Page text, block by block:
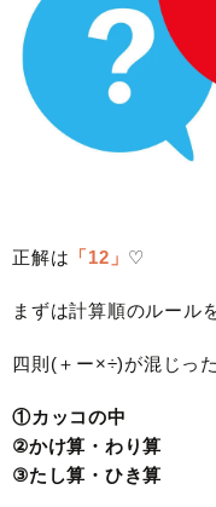
正解は 「12」 ♡
まずは計算順のルール
四則(＋ー×÷)が混じっ
①カッコの中
②かけ算・わり算
③たし算・ひき算